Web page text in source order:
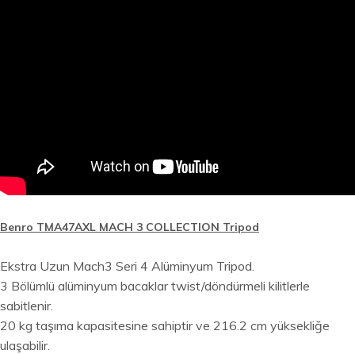
Benro TMA47AXL MACH 3 COLLECTION Tripod
Ekstra Uzun Mach3 Seri 4 Alüminyum Tripod.
3 Bölümlü alüminyum bacaklar twist/döndürmeli kilitlerle
sabitlenir.
20 kg taşıma kapasitesine sahiptir ve 216.2 cm yüksekliğe
ulaşabilir.